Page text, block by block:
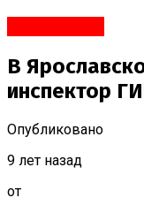
В
инспектор
Опубликовано
9 лет назад
от